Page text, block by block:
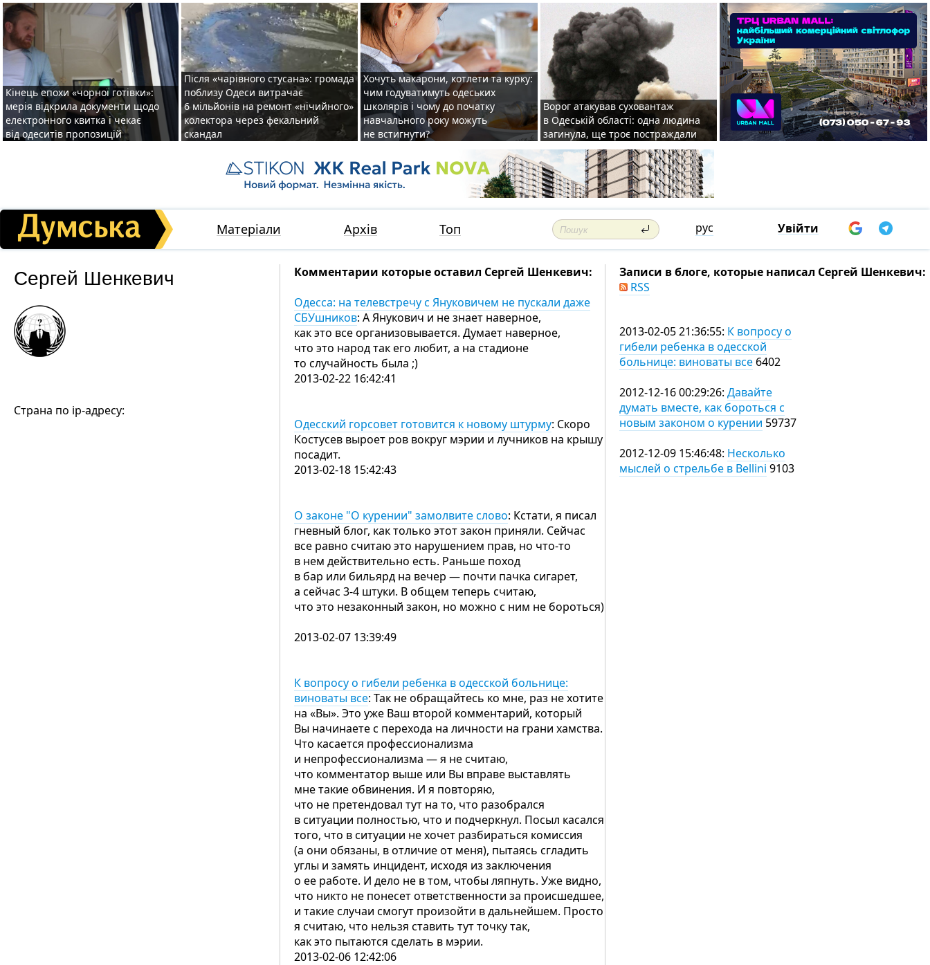
Кінець епохи «чорної готівки»:
мерія відкрила документи щодо
електронного квитка і чекає
від одеситів пропозицій
Після «чарівного стусана»: громада
поблизу Одеси витрачає
6 мільйонів на ремонт «нічийного»
колектора через фекальний
скандал
Хочуть макарони, котлети та курку:
чим годуватимуть одеських
школярів і чому до початку
навчального року можуть
не встигнути?
Ворог атакував суховантаж
в Одеській області: одна людина
загинула, ще троє постраждали
Матеріали Архів Топ рус Увійти
Сергей Шенкевич
Страна по ip-адресу:
Комментарии которые оставил Сергей Шенкевич:
Одесса: на телевстречу с Януковичем не пускали даже
СБУшников: А Янукович и не знает наверное,
как это все организовывается. Думает наверное,
что это народ так его любит, а на стадионе
то случайность была ;)
2013-02-22 16:42:41
Одесский горсовет готовится к новому штурму: Скоро
Костусев выроет ров вокруг мэрии и лучников на крышу
посадит.
2013-02-18 15:42:43
О законе "О курении" замолвите слово: Кстати, я писал
гневный блог, как только этот закон приняли. Сейчас
все равно считаю это нарушением прав, но что-то
в нем действительно есть. Раньше поход
в бар или бильярд на вечер — почти пачка сигарет,
а сейчас 3-4 штуки. В общем теперь считаю,
что это незаконный закон, но можно с ним не бороться)
2013-02-07 13:39:49
К вопросу о гибели ребенка в одесской больнице:
виноваты все: Так не обращайтесь ко мне, раз не хотите
на «Вы». Это уже Ваш второй комментарий, который
Вы начинаете с перехода на личности на грани хамства.
Что касается профессионализма
и непрофессионализма — я не считаю,
что комментатор выше или Вы вправе выставлять
мне такие обвинения. И я повторяю,
что не претендовал тут на то, что разобрался
в ситуации полностью, что и подчеркнул. Посыл касался
того, что в ситуации не хочет разбираться комиссия
(а они обязаны, в отличие от меня), пытаясь сгладить
углы и замять инцидент, исходя из заключения
о ее работе. И дело не в том, чтобы ляпнуть. Уже видно,
что никто не понесет ответственности за происшедшее,
и такие случаи смогут произойти в дальнейшем. Просто
я считаю, что нельзя ставить тут точку так,
как это пытаются сделать в мэрии.
2013-02-06 12:42:06
Записи в блоге, которые написал Сергей Шенкевич:
RSS
2013-02-05 21:36:55: К вопросу о
гибели ребенка в одесской
больнице: виноваты все 6402
2012-12-16 00:29:26: Давайте
думать вместе, как бороться с
новым законом о курении 59737
2012-12-09 15:46:48: Несколько
мыслей о стрельбе в Bellini 9103